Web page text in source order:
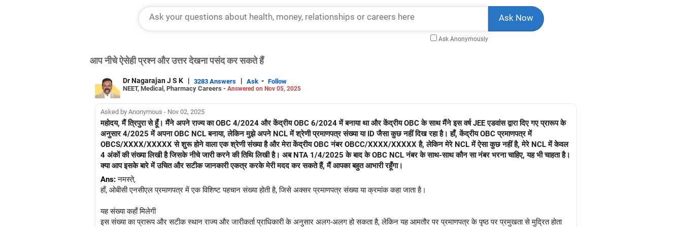
Ask Anonymously
आप नीचे ऐसेही प्रश्न और उत्तर देखना पसंद कर सकते हैं
Dr Nagarajan J S K | 3283 Answers | Ask - Follow
NEET, Medical, Pharmacy Careers - Answered on Nov 05, 2025
Asked by Anonymous - Nov 02, 2025
महोदय, मैं त्रिपुरा से हूँ। मैंने अपने राज्य का OBC 4/2024 और केंद्रीय OBC 6/2024 में बनाया था और केंद्रीय OBC के साथ मैंने इस वर्ष JEE एडवांस द्वारा दिए गए प्रारूप के
अनुसार 4/2025 में अपना OBC NCL बनाया, लेकिन मुझे अपने NCL में श्रेणी प्रमाणपत्र संख्या या ID जैसा कुछ नहीं दिख रहा है। हाँ, केंद्रीय OBC प्रमाणपत्र में
OBCS/XXXX/XXXXX से शुरू होने वाला एक श्रेणी संख्या है और मेरा केंद्रीय OBC नंबर OBCC/XXXX/XXXXX है, लेकिन मेरे NCL में ऐसा कुछ नहीं है, मेरे NCL में केवल
4 अंकों की संख्या लिखी है जिसके नीचे जारी करने की तिथि लिखी है। अब NTA 1/4/2025 के बाद के OBC NCL नंबर के साथ-साथ कौन सा नंबर भरना चाहिए, यह भी चाहता है।
क्या आप इसके बारे में उचित और सटीक जानकारी एकत्र करके मेरी मदद कर सकते हैं, मैं आपका बहुत आभारी रहूँगा।
Ans:नमस्ते,
हाँ, ओबीसी एनसीएल प्रमाणपत्र में एक विशिष्ट पहचान संख्या होती है, जिसे अक्सर प्रमाणपत्र संख्या या क्रमांक कहा जाता है।
यह संख्या कहाँ मिलेगी
इस संख्या का प्रारूप और सटीक स्थान राज्य और जारीकर्ता प्राधिकारी के अनुसार अलग-अलग हो सकता है, लेकिन यह आमतौर पर प्रमाणपत्र के पृष्ठ पर प्रमुखता से मुद्रित होता